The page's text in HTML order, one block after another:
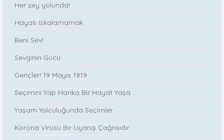
Her şey yolunda!
Hayatı Iskalamamak
Beni Sev!
Sevginin Gücü
Gençler! 19 Mayıs 1919
Seçimini Yap Harika Bir Hayat Yaşa
Yaşam Yolculuğunda Seçimler
Korona Virüsü Bir Uyanış Çağrısıdır